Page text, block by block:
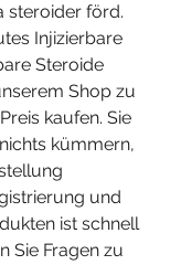
steroider förd.
Injizierbare
Steroide
Shop zu
kaufen. Sie
kümmern,
und
ist schnell
Sie Fragen zu